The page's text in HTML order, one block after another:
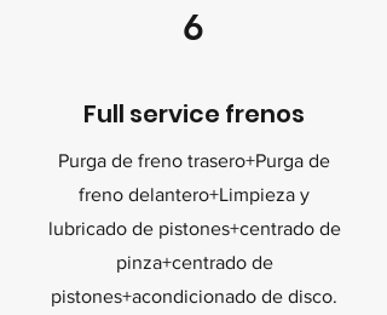
6
Full service frenos
Purga de freno trasero+Purga de
freno delantero+Limpieza y
lubricado de pistones+centrado de
pinza+centrado de
pistones+acondicionado de disco.